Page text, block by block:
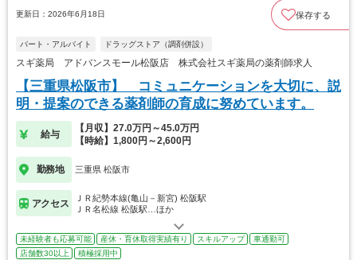
更新日：2026年6月18日 保存する
パート・アルバイト ドラッグストア（調剤併設）
スギ薬局 アドバンスモール松阪店 株式会社スギ薬局の薬剤師求人
【三重県松阪市】 コミュニケーションを大切に、説
明・提案のできる薬剤師の育成に努めています。
給与
【月収】27.0万円～45.0万円
【時給】1,800円～2,600円
勤務地 三重県 松阪市
アクセス
ＪＲ紀勢本線(亀山－新宮) 松阪駅
ＪＲ名松線 松阪駅…ほか
未経験者も応募可能 産休・育休取得実績有り スキルアップ
車通勤可
店舗数30以上
積極採用中